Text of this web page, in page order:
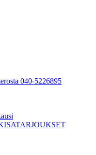
040-5226895